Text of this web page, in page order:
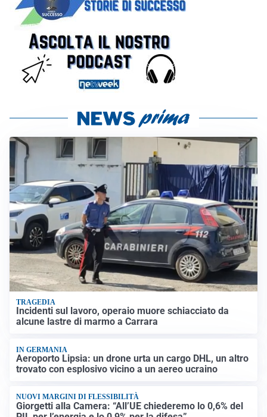
TRAGEDIA
Incidenti sul lavoro, operaio muore schiacciato da
alcune lastre di marmo a Carrara
IN GERMANIA
Aeroporto Lipsia: un drone urta un cargo DHL, un altro
trovato con esplosivo vicino a un aereo ucraino
NUOVI MARGINI DI FLESSIBILITÀ
Giorgetti alla Camera: “All’UE chiederemo lo 0,6% del